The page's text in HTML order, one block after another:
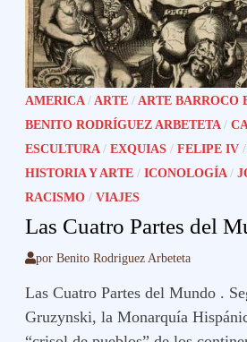
AMERICA / ARTE / ARTE BARROCO
BENITO RODRÍGUEZ ARBETETA /
ESCULTURA /EXQUIAS /FELIPE IV
HISTORIA Y ARTE /ICONOLOGÍA /
RACISMO /VIAJES
Las Cuatro Partes del
porBenito Rodriguez Arbeteta
Las Cuatro Partes del Mundo .
Gruzynski, la Monarquía